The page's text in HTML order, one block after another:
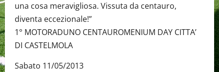
una cosa meravigliosa. Vissuta da centauro,
diventa eccezionale!”
1° MOTORADUNO CENTAUROMENIUM DAY CITTA’
DI CASTELMOLA
Sabato 11/05/2013